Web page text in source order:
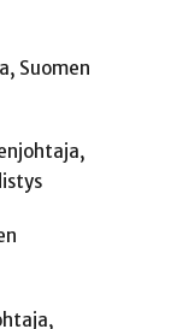
Suomen